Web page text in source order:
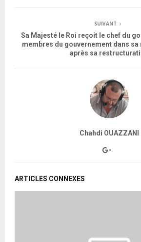
SUIVANT
Sa Majesté le Roi reçoit le chef du
membres du gouvernement dans
après sa
Chahdi OUAZZANI
ARTICLES CONNEXES